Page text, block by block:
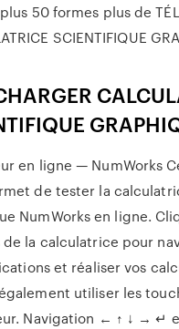
50 formes plus de
SCIENTIFIQUE
en ligne — NumWorks
de tester la
NumWorks en ligne.
la calculatrice pour
et réaliser vos
utiliser les
Navigation ← ↑ ↓ → ↵